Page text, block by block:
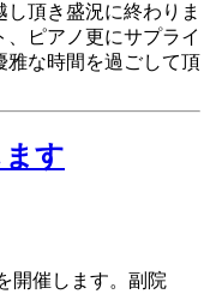
頂き盛況に終わりま
ピアノ更にサプライ
雅な時間を過ごして頂
ます
開催します。副院